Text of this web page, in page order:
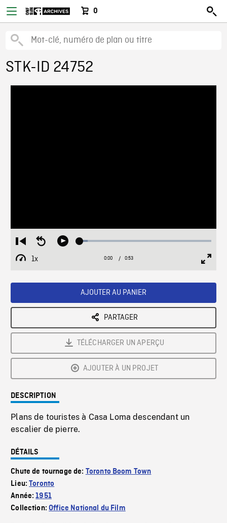
0
STK-ID 24752
Restart
from
beginning
Seek
Play Loaded:
1x
Playback
Current
0:00 / Duration
0:53
AJOUTER AU PANIER
PARTAGER
TÉLÉCHARGER UN APERÇU
AJOUTER À UN PROJET
DESCRIPTION
Plans de touristes à Casa Loma descendant un
escalier de pierre.
DÉTAILS
Chute de tournage de: Toronto Boom Town
Lieu:Toronto
Année:1951
Collection:Office National du Film